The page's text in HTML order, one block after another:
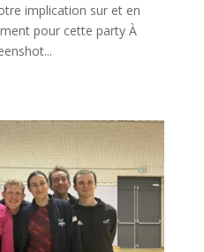
implication sur et en
pour cette party À